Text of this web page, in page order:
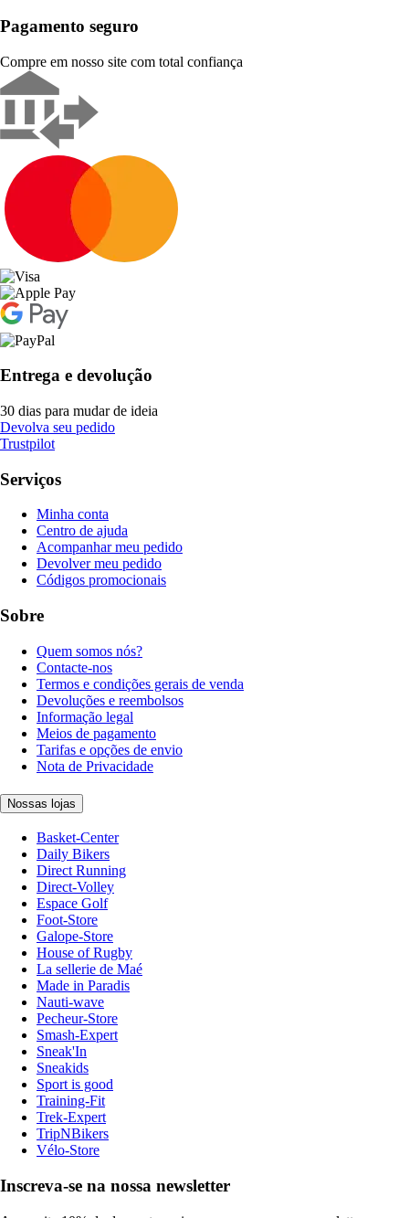
Pagamento seguro
Compre em nosso site com total confiança
Entrega e devolução
30 dias para mudar de ideia
Devolva seu pedido
Trustpilot
Serviços
Minha conta
Centro de ajuda
Acompanhar meu pedido
Devolver meu pedido
Códigos promocionais
Sobre
Quem somos nós?
Contacte-nos
Termos e condições gerais de venda
Devoluções e reembolsos
Informação legal
Meios de pagamento
Tarifas e opções de envio
Nota de Privacidade
Nossas lojas
Basket-Center
Daily Bikers
Direct Running
Direct-Volley
Espace Golf
Foot-Store
Galope-Store
House of Rugby
La sellerie de Maé
Made in Paradis
Nauti-wave
Pecheur-Store
Smash-Expert
Sneak'In
Sneakids
Sport is good
Training-Fit
Trek-Expert
TripNBikers
Vélo-Store
Inscreva-se na nossa newsletter